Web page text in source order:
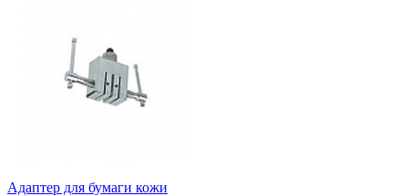
Адаптер для бумаги кожи